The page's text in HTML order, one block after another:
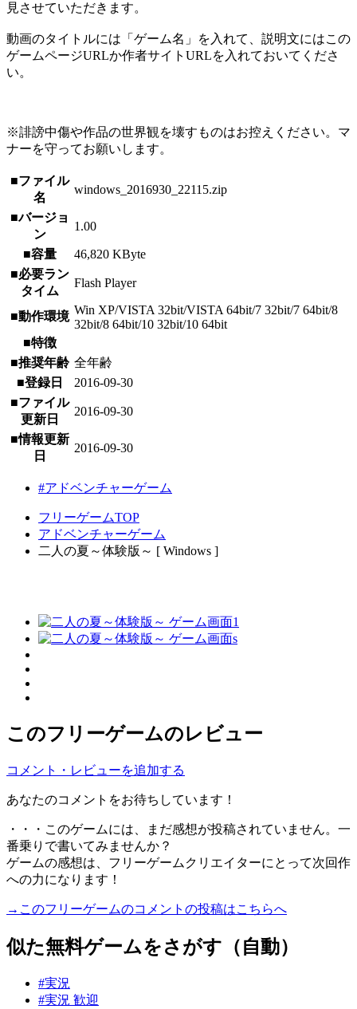
見させていただきます。
動画のタイトルには「ゲーム名」を入れて、説明文にはこの
ゲームページURLか作者サイトURLを入れておいてくださ
い。
※誹謗中傷や作品の世界観を壊すものはお控えください。マ
ナーを守ってお願いします。
■ファイル
名
windows_2016930_22115.zip
■バージョ
ン
1.00
■容量
46,820 KByte
■必要ラン
タイム
Flash Player
■動作環境 Win XP/VISTA 32bit/VISTA 64bit/7 32bit/7 64bit/8
32bit/8 64bit/10 32bit/10 64bit
■特徴
■推奨年齢 全年齢
■登録日
2016-09-30
■ファイル
更新日
2016-09-30
■情報更新
日
2016-09-30
#アドベンチャーゲーム
フリーゲームTOP
アドベンチャーゲーム
二人の夏～体験版～ [ Windows ]
このフリーゲームのレビュー
コメント・レビューを追加する
あなたのコメントをお待ちしています！
・・・このゲームには、まだ感想が投稿されていません。一
番乗りで書いてみませんか？
ゲームの感想は、フリーゲームクリエイターにとって次回作
への力になります！
→このフリーゲームのコメントの投稿はこちらへ
似た無料ゲームをさがす（自動）
#実況
#実況 歓迎